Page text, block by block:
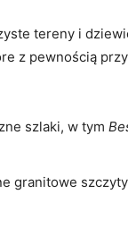
tereny i
z ⁤pewnością
szlaki, w tym
granitowe